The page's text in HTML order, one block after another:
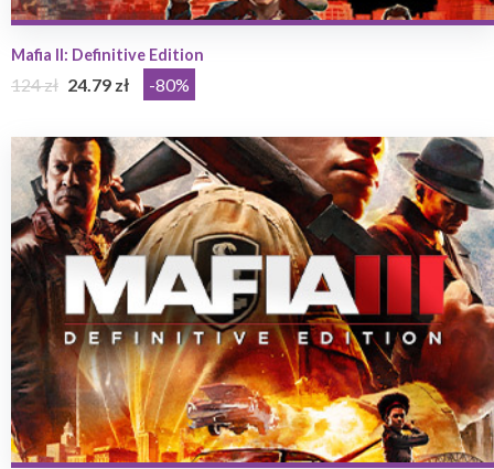
Mafia II: Definitive Edition
124 zł 24.79 zł -80%